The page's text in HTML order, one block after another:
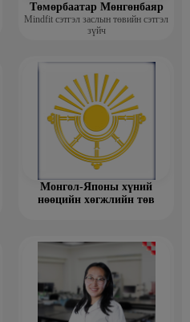
Төмөрбаатар Мөнгөнбаяр
Mindfit сэтгэл заслын төвийн сэтгэл
зүйч
Монгол-Японы хүний
нөөцийн хөгжлийн төв